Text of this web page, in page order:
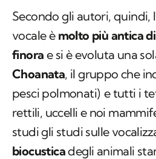
Secondo gli autori, quindi,
vocale è molto più antica
finora e si è evoluta una
Choanata, il gruppo che
pesci polmonati) e tutti i
rettili, uccelli e noi
studi gli studi sulle
biocusticadegli animali